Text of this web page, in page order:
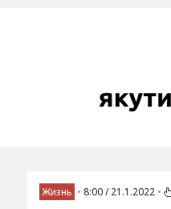
Жизнь • 8:00 / 21.1.2022 •